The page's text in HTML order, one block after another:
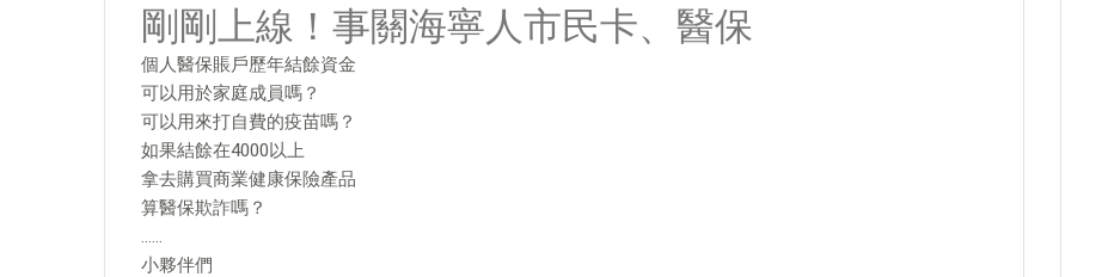
剛剛上線！事關海寧人市民卡、醫保
個人醫保賬戶歷年結餘資金
可以用於家庭成員嗎？
可以用來打自費的疫苗嗎？
如果結餘在4000以上
拿去購買商業健康保險產品
算醫保欺詐嗎？
……
小夥伴們